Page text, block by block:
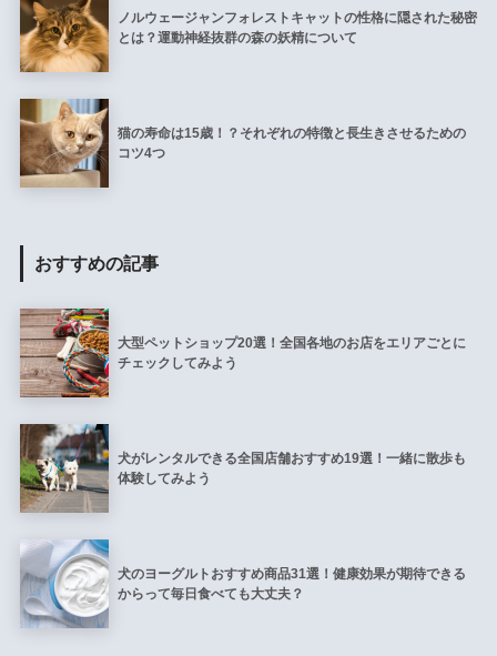
ノルウェージャンフォレストキャットの性格に隠された秘密
とは？運動神経抜群の森の妖精について
猫の寿命は15歳！？それぞれの特徴と長生きさせるための
コツ4つ
おすすめの記事
大型ペットショップ20選！全国各地のお店をエリアごとに
チェックしてみよう
犬がレンタルできる全国店舗おすすめ19選！一緒に散歩も
体験してみよう
犬のヨーグルトおすすめ商品31選！健康効果が期待できる
からって毎日食べても大丈夫？